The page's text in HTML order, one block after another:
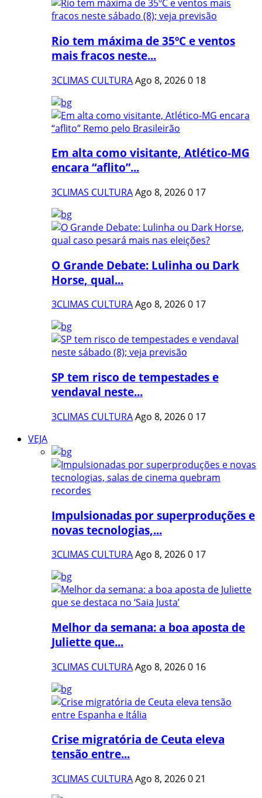
Rio tem máxima de 35ºC e ventos
mais fracos neste...
3CLIMAS CULTURAAgo 8, 20260 18
Em alta como visitante, Atlético-MG
encara “aflito”...
3CLIMAS CULTURAAgo 8, 20260 17
O Grande Debate: Lulinha ou Dark
Horse, qual...
3CLIMAS CULTURAAgo 8, 20260 17
SP tem risco de tempestades e
vendaval neste...
3CLIMAS CULTURAAgo 8, 20260 17
VEJA
Impulsionadas por superproduções e
novas tecnologias,...
3CLIMAS CULTURAAgo 8, 20260 17
Melhor da semana: a boa aposta de
Juliette que...
3CLIMAS CULTURAAgo 8, 20260 16
Crise migratória de Ceuta eleva
tensão entre...
3CLIMAS CULTURAAgo 8, 2026021